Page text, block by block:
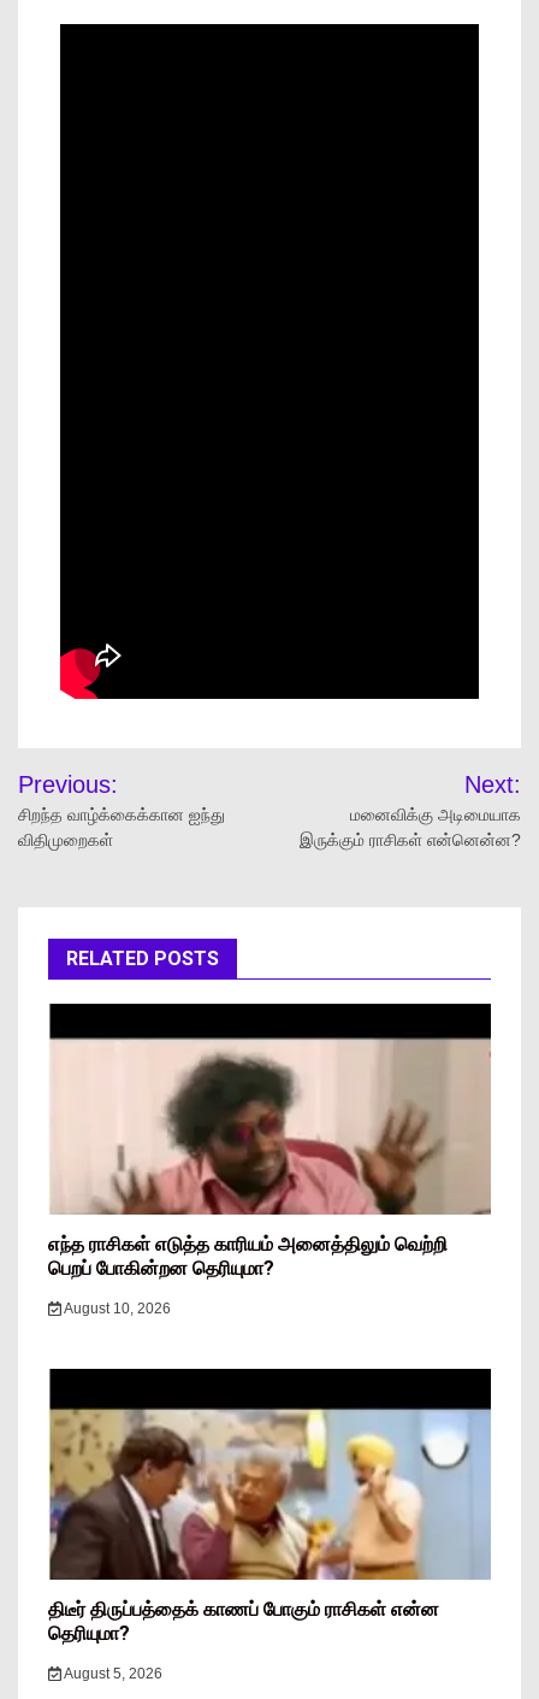
Previous:
சிறந்த வாழ்க்கைக்கான ஐந்து
விதிமுறைகள்
Next:
மனைவிக்கு அடிமையாக
இருக்கும் ராசிகள் என்னென்ன?
RELATED POSTS
எந்த ராசிகள் எடுத்த காரியம் அனைத்திலும் வெற்றி
பெறப் போகின்றன தெரியுமா?
August 10, 2026
திடீர் திருப்பத்தைக் காணப் போகும் ராசிகள் என்ன
தெரியுமா?
August 5, 2026